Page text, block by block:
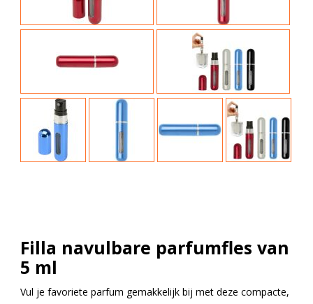
Filla navulbare parfumfles van
5 ml
Vul je favoriete parfum gemakkelijk bij met deze compacte,